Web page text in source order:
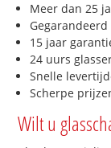
Meer dan 25
15 jaar
24 uurs
Snelle
Scherpe
Wilt u